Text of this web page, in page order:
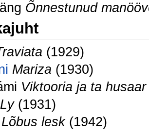
Õnnestunud
(1929)
Mariza (1930)
Viktooria ja ta husaar
Ly(1931)
Lõbus lesk(1942)